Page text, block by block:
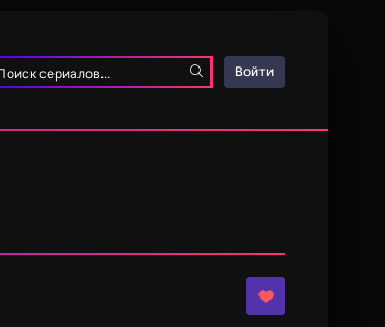
Войти